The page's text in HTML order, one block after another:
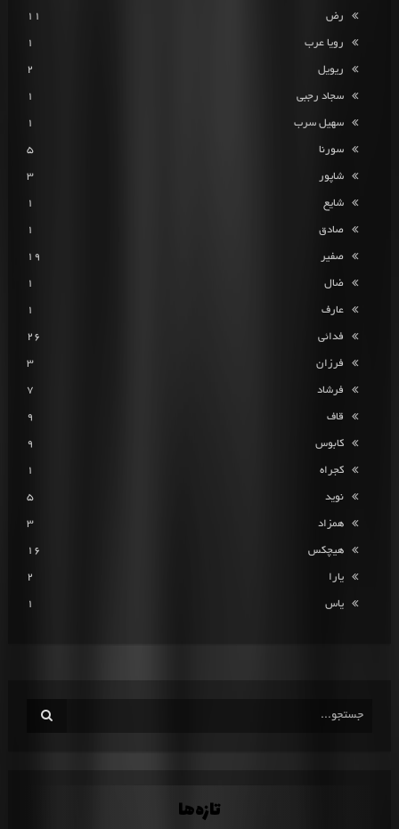
رض 11
رویا عرب 1
ریویل 2
سجاد رجبی 1
سهیل سرب 1
سورنا 5
شاپور 3
شایع 1
صادق 1
صفیر 19
ضال 1
عارف 1
فدائی 26
فرزان 3
فرشاد 7
قاف 9
کابوس 9
کجراه 1
نوید 5
همزاد 3
هیچکس 16
یارا 2
یاس 1
تازه‌ها